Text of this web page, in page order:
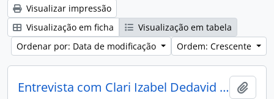
Visualizar impressão
Visualização em ficha
Visualização em tabela
Ordenar por: Data de modificação
Ordem: Crescente
Entrevista com Clari Izabel Dedavid Fávero